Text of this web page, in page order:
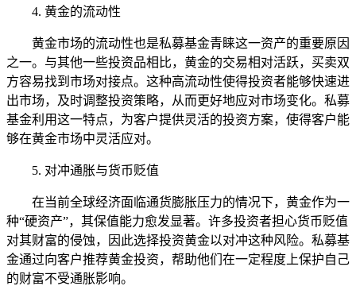
4. 黄金的流动性
黄金市场的流动性也是私募基金青睐这一资产的重要原因
之一。与其他一些投资品相比，黄金的交易相对活跃，买卖双
方容易找到市场对接点。这种高流动性使得投资者能够快速进
出市场，及时调整投资策略，从而更好地应对市场变化。私募
基金利用这一特点，为客户提供灵活的投资方案，使得客户能
够在黄金市场中灵活应对。
5. 对冲通胀与货币贬值
在当前全球经济面临通货膨胀压力的情况下，黄金作为一
种“硬资产”，其保值能力愈发显著。许多投资者担心货币贬值
对其财富的侵蚀，因此选择投资黄金以对冲这种风险。私募基
金通过向客户推荐黄金投资，帮助他们在一定程度上保护自己
的财富不受通胀影响。